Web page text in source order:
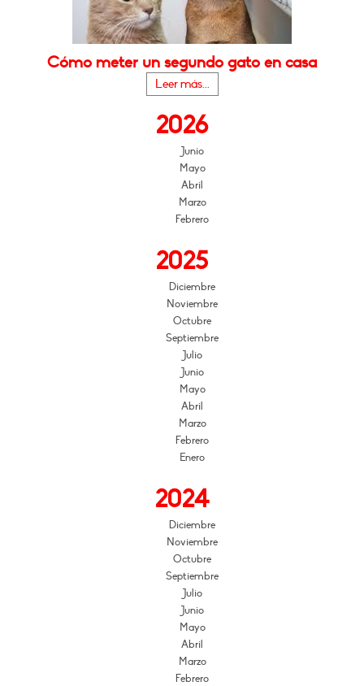
Cómo meter un segundo gato en casa
Leer más...
2026
Junio
Mayo
Abril
Marzo
Febrero
2025
Diciembre
Noviembre
Octubre
Septiembre
Julio
Junio
Mayo
Abril
Marzo
Febrero
Enero
2024
Diciembre
Noviembre
Octubre
Septiembre
Julio
Junio
Mayo
Abril
Marzo
Febrero